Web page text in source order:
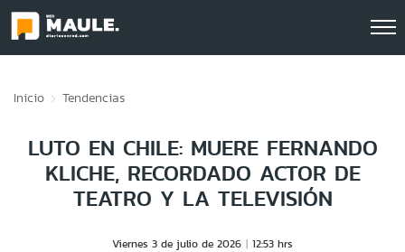
Inicio Tendencias
LUTO EN CHILE: MUERE FERNANDO
KLICHE, RECORDADO ACTOR DE
TEATRO Y LA TELEVISIÓN
Viernes 3 de julio de 2026 12:53 hrs